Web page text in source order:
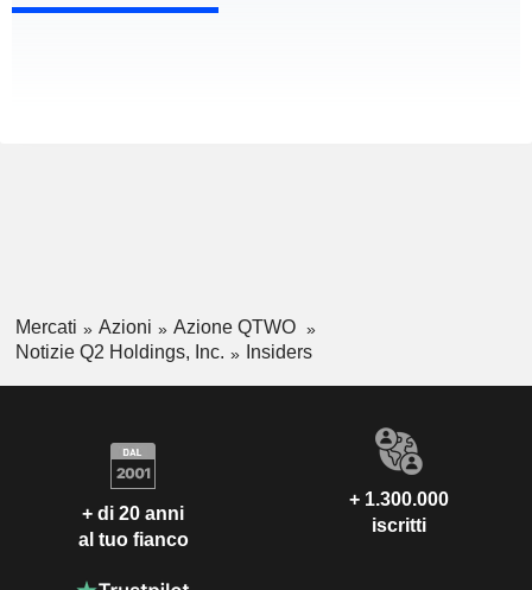
Mercati Azioni
Azione QTWO
Notizie Q2 Holdings, Inc.
Insiders
+ di 20 anni
al tuo fianco
+ 1.300.000
iscritti